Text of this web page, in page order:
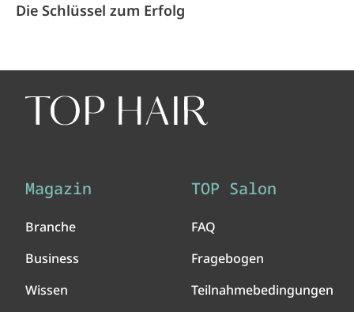
Die Schlüssel zum Erfolg
Magazin
Branche
Business
Wissen
TOP Salon
FAQ
Fragebogen
Teilnahmebedingungen